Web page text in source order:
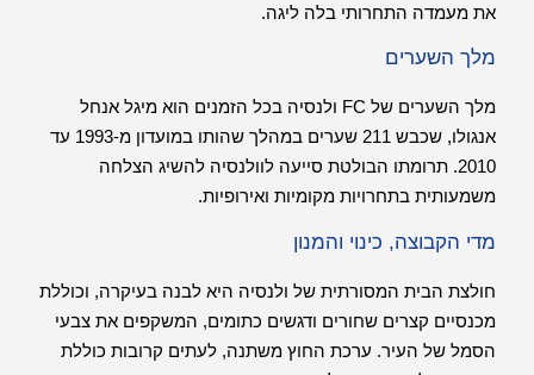
את מעמדה התחרותי בלה ליגה.
מלך השערים
מלך השערים של FC ולנסיה בכל הזמנים הוא מיגל אנחל
אנגולו, שכבש 211 שערים במהלך שהותו במועדון מ-1993 עד
2010. תרומתו הבולטת סייעה לוולנסיה להשיג הצלחה
משמעותית בתחרויות מקומיות ואירופיות.
מדי הקבוצה, כינוי והמנון
חולצת הבית המסורתית של ולנסיה היא לבנה בעיקרה, וכוללת
מכנסיים קצרים שחורים ודגשים כתומים, המשקפים את צבעי
הסמל של העיר. ערכת החוץ משתנה, לעתים קרובות כוללת